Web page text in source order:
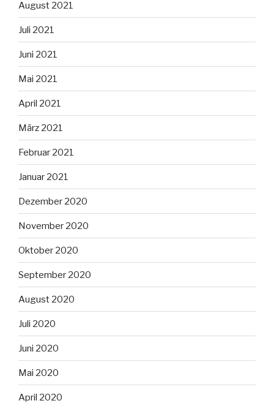
August 2021
Juli 2021
Juni 2021
Mai 2021
April 2021
März 2021
Februar 2021
Januar 2021
Dezember 2020
November 2020
Oktober 2020
September 2020
August 2020
Juli 2020
Juni 2020
Mai 2020
April 2020